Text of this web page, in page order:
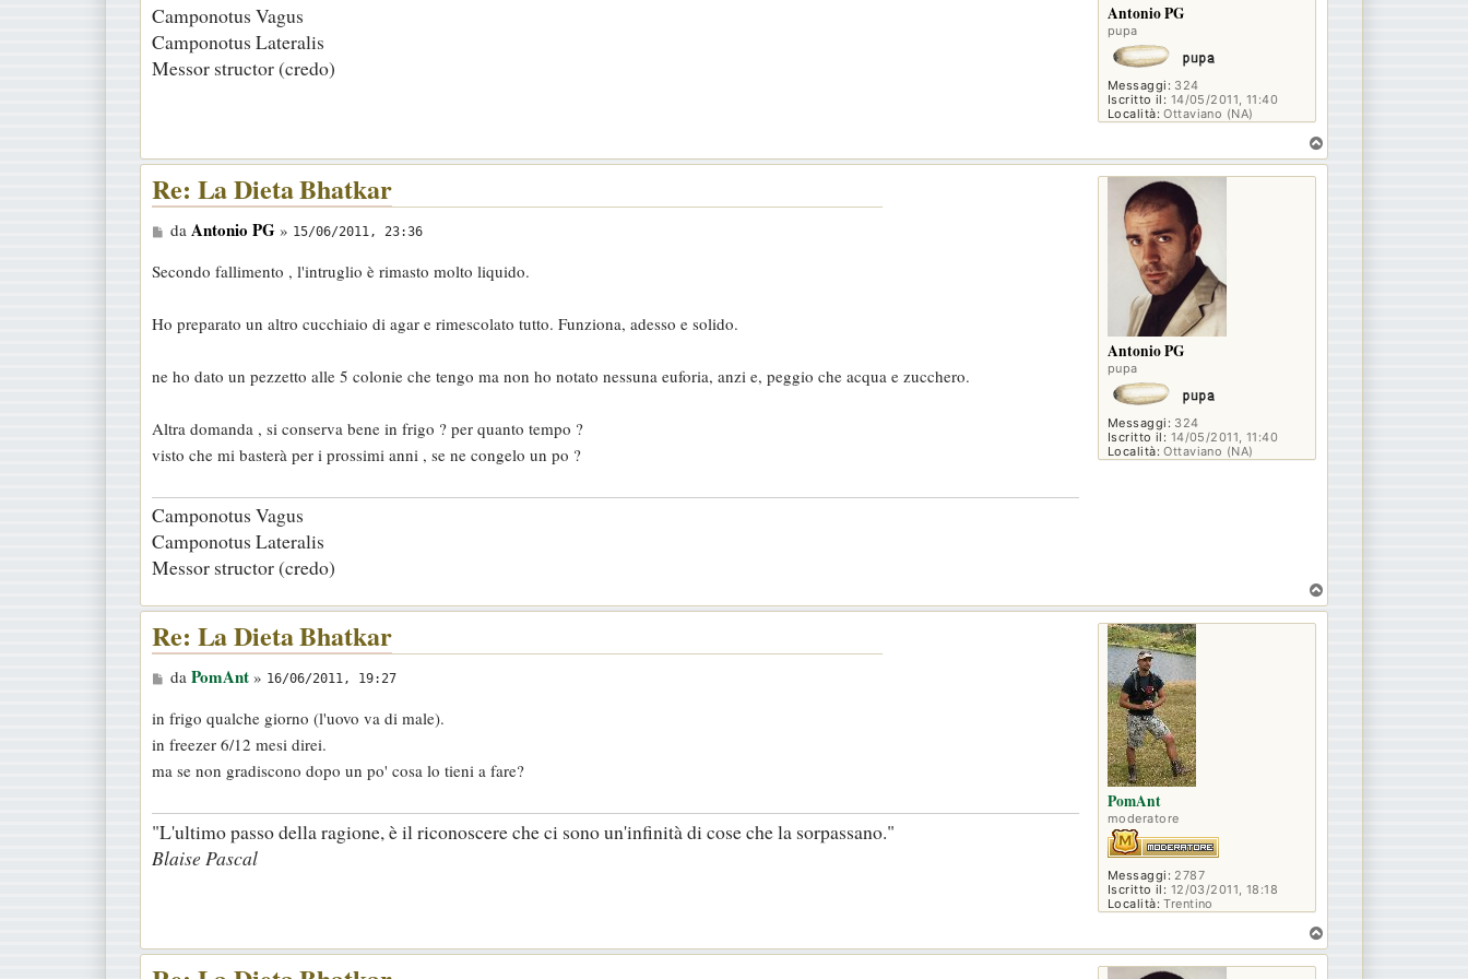
Antonio PG
pupa
Messaggi: 324
Iscritto il: 14/05/2011, 11:40
Località: Ottaviano (NA)
g
g
i
Camponotus Vagus
Camponotus Lateralis
Messor structor (credo)
o
Antonio PG
pupa
Messaggi: 324
Iscritto il: 14/05/2011, 11:40
Località: Ottaviano (NA)
Re: La Dieta Bhatkar
M
s
a
g
o
da Antonio PG» 15/06/2011, 23:36
Secondo fallimento , l'intruglio è rimasto molto liquido.
Ho preparato un altro cucchiaio di agar e rimescolato tutto. Funziona, adesso e solido.
ne ho dato un pezzetto alle 5 colonie che tengo ma non ho notato nessuna euforia, anzi e, peggio che acqua e zucchero.
Altra domanda , si conserva bene in frigo ? per quanto tempo ?
visto che mi basterà per i prossimi anni , se ne congelo un po ?
Camponotus Vagus
Camponotus Lateralis
Messor structor (credo)
o
PomAnt
moderatore
Messaggi: 2787
Iscritto il: 12/03/2011, 18:18
Località: Trentino
Re: La Dieta Bhatkar
M
s
s
a
g
i
da PomAnt» 16/06/2011, 19:27
in frigo qualche giorno (l'uovo va di male).
in freezer 6/12 mesi direi.
ma se non gradiscono dopo un po' cosa lo tieni a fare?
"L'ultimo passo della ragione, è il riconoscere che ci sono un'infinità di cose che la sorpassano."
Blaise Pascal
o